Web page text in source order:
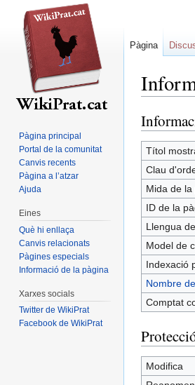
Jump
to
navigation
Jump
to
search
Títol
Clau
Mida de
ID de la
Llengua
Model de
Indexació
Nombre
Comptat
Modifica
Pàgina
Pàgina principal
Portal de la comunitat
Canvis recents
Pàgina a l’atzar
Ajuda
Eines
Què hi enllaça
Canvis relacionats
Pàgines especials
Informació de la pàgina
Xarxes socials
Twitter de WikiPrat
Facebook de WikiPrat